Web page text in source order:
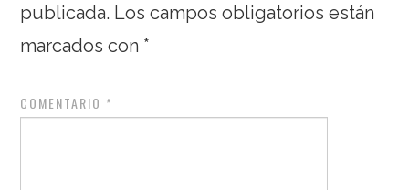
publicada. Los campos obligatorios están
marcados con *
COMENTARIO *